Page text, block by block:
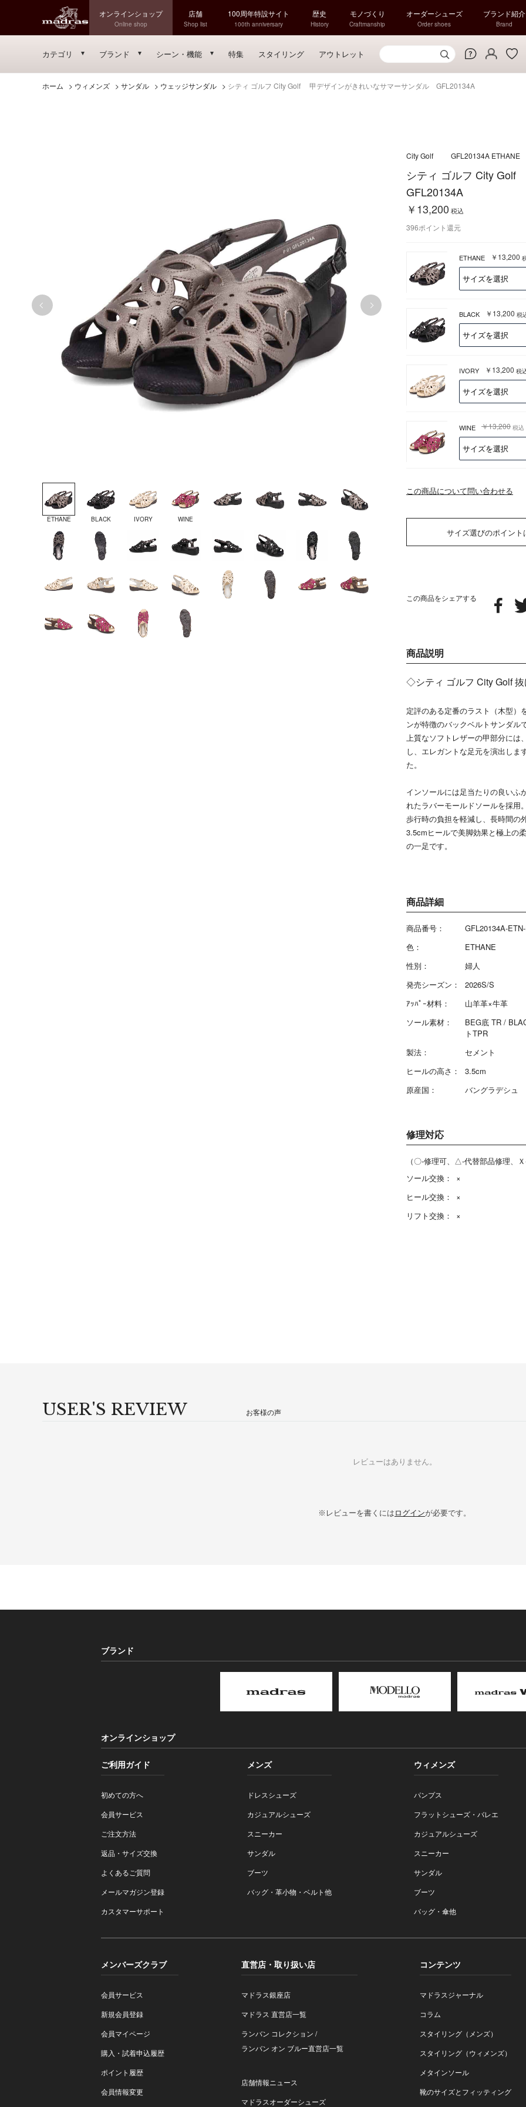
オンラインショップ
Online shop
店舗
Shop list
100周年特設サイト
100th anniversary
歴史
History
モノづくり
Craftmanship
オーダーシューズ
Order shoes
ブランド紹介
Brand
カテゴリ ブランド シーン・機能 特集 スタイリング アウトレット
ホーム > ウィメンズ > サンダル > ウェッジサンダル > シティ ゴルフ City Golf 甲デザインがきれいなサマーサンダル GFL20134A
ETHANE BLACK IVORY WINE
この商品をシェアする
シティ ゴルフ City
GFL20134A
￥13,200 税込
商品詳細
商品番号：
GFL20134A-
色：
ETHANE
性別：
婦人
発売シーズン：
2026S/S
ｱｯﾊﾟｰ材料：
山羊革×牛革
ソール素材：
BEG底 TR /
トTPR
製法：
セメント
ヒールの高さ：
3.5cm
原産国：
バングラデシュ
修理対応
（〇-修理可、△-代替部品修理、
ソール交換：
×
ヒール交換：
×
リフト交換：
×
ETHANE ￥13,200
BLACK ￥13,200 税
IVORY ￥13,200 税
WINE ￥13,200 税込
City Golf GFL20134A ETHANE
396ポイント還元
商品説明
◇シティ ゴルフ City Golf
定評のある定番のラスト（木型）
ンが特徴のバックベルトサンダル
上質なソフトレザーの甲部分には
し、エレガントな足元を演出し
た。
インソールには足当たりの良いふ
れたラバーモールドソールを採用
歩行時の負担を軽減し、長時間の
3.5cmヒールで美脚効果と極上の
の一足です。
この商品について問い合わせる
サイズ選びのポイント
USER'S REVIEW お客様の声
レビューはありません。
※レビューを書くには ログインが必要です。
ブランド
オンラインショップ
ご利用ガイド
初めての方へ
会員サービス
ご注文方法
返品・サイズ交換
よくあるご質問
メールマガジン登録
カスタマーサポート
メンズ
ドレスシューズ
カジュアルシューズ
スニーカー
サンダル
ブーツ
バッグ・革小物・ベルト他
ウィメンズ
パンプス
フラットシューズ・バレエ
カジュアルシューズ
スニーカー
サンダル
ブーツ
バッグ・傘他
メンバーズクラブ
会員サービス
新規会員登録
会員マイページ
購入・試着申込履歴
ポイント履歴
会員情報変更
直営店・取り扱い店
マドラス銀座店
マドラス 直営店一覧
ランバン コレクション /
ランバン オン ブルー直営店一覧
店舗情報ニュース
マドラスオーダーシューズ
コンテンツ
マドラスジャーナル
コラム
スタイリング（メンズ）
スタイリング（ウィメンズ）
メタインソール
靴のサイズとフィッティング